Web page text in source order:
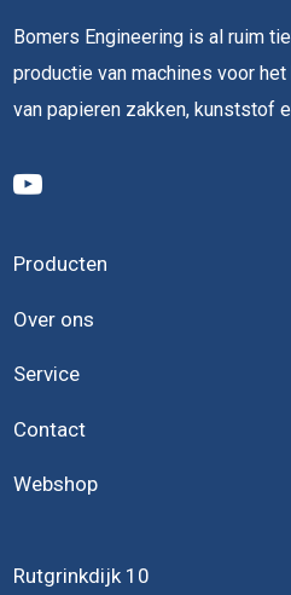
Bomers Engineering is al ruim
productie van machines voor
van papieren zakken, kunststof
Producten
Over ons
Service
Contact
Webshop
Rutgrinkdijk 10